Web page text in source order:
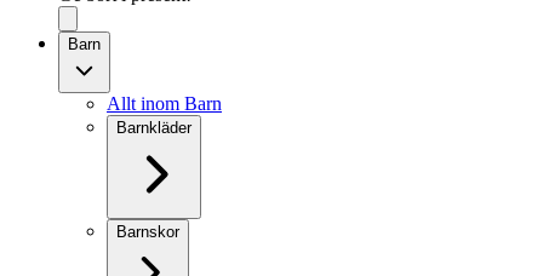
Barn
Allt inom Barn
Barnkläder
Barnskor